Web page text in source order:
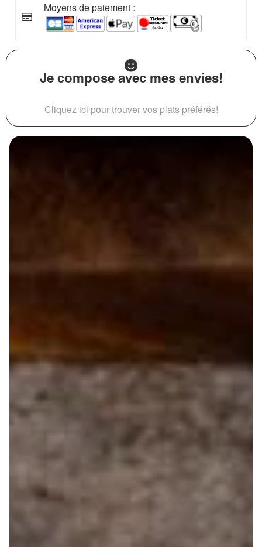
Moyens de paiement :
Je compose avec mes envies!
Cliquez ici pour trouver vos plats préférés!